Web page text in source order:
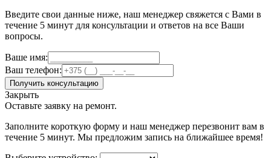
Введите свои данные ниже, наш менеджер свяжется с Вами в
течение 5 минут для консультации и ответов на все Ваши
вопросы.
Ваше имя:
Ваш телефон:
Получить консультацию
Закрыть
Оставьте заявку на ремонт.
Заполните короткую форму и наш менеджер перезвонит вам в
течение 5 минут. Мы предложим запись на ближайшее время!